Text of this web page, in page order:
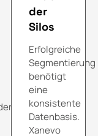
der
Silos
Erfolgreiche
Segmentierung
benötigt
eine
konsistente
Datenbasis.
Xanevo